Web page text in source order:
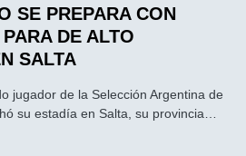
SE PREPARA CON
DE ALTO
SALTA
jugador de la Selección Argentina de
su estadía en Salta, su provincia…